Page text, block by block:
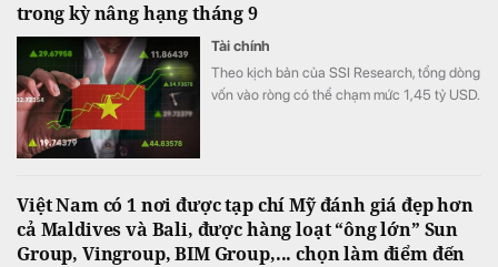
trong kỳ nâng hạng tháng 9
Tài chính
Theo kịch bản của SSI Research, tổng dòng
vốn vào ròng có thể chạm mức 1,45 tỷ USD.
Việt Nam có 1 nơi được tạp chí Mỹ đánh giá đẹp hơn
cả Maldives và Bali, được hàng loạt “ông lớn” Sun
Group, Vingroup, BIM Group,... chọn làm điểm đến